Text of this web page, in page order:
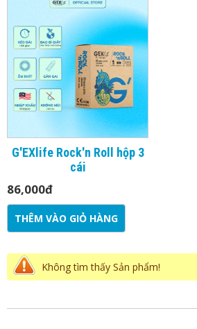
G'EXlife Rock'n Roll hộp 3
cái
86,000đ
THÊM VÀO GIỎ HÀNG
Không tìm thấy Sản phẩm!